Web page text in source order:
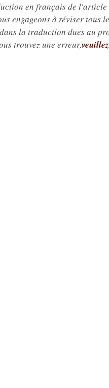
en français de
engageons à réviser tous
la traduction dues au
trouvez une erreur,